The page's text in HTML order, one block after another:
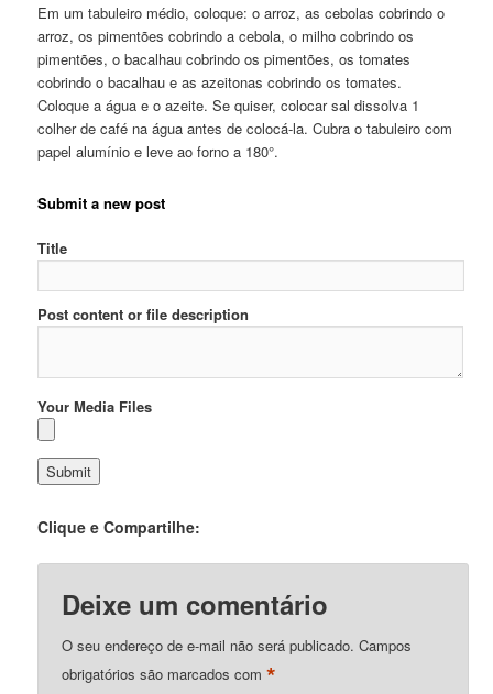
Em um tabuleiro médio, coloque: o arroz, as cebolas cobrindo o
arroz, os pimentões cobrindo a cebola, o milho cobrindo os
pimentões, o bacalhau cobrindo os pimentões, os tomates
cobrindo o bacalhau e as azeitonas cobrindo os tomates.
Coloque a água e o azeite. Se quiser, colocar sal dissolva 1
colher de café na água antes de colocá-la. Cubra o tabuleiro com
papel alumínio e leve ao forno a 180°.
Submit a new post
Title
Post content or file description
Your Media Files
Clique e Compartilhe:
Deixe um comentário
O seu endereço de e-mail não será publicado. Campos
obrigatórios são marcados com*